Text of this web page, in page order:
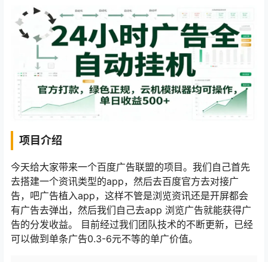
项目介绍
今天给大家带来一个百度广告联盟的项目。我们自己首先
去搭建一个资讯类型的app，然后去百度官方去对接广
告，吧广告植入app，这样不管是浏览资讯还是开屏都会
有广告去弹出，然后我们自己去app 浏览广告就能获得广
告的分发收益。 目前经过我们团队技术的不断更新，已经
可以做到单条广告0.3-6元不等的单广价值。